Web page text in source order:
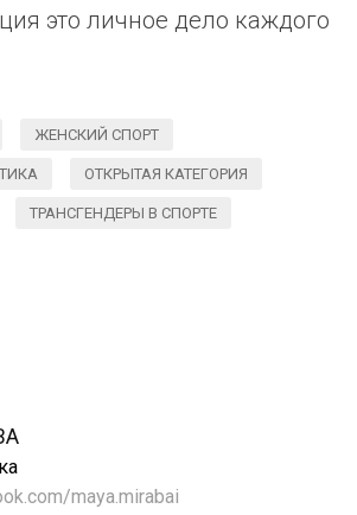
это личное дело каждого
ЖЕНСКИЙ СПОРТ
ОТКРЫТАЯ КАТЕГОРИЯ
ТРАНСГЕНДЕРЫ В СПОРТЕ
maya.mirabai